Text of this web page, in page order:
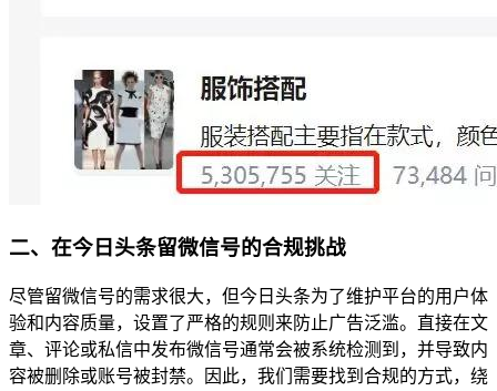
二、在今日头条留微信号的合规挑战
尽管留微信号的需求很大，但今日头条为了维护平台的用户体
验和内容质量，设置了严格的规则来防止广告泛滥。直接在文
章、评论或私信中发布微信号通常会被系统检测到，并导致内
容被删除或账号被封禁。因此，我们需要找到合规的方式，绕